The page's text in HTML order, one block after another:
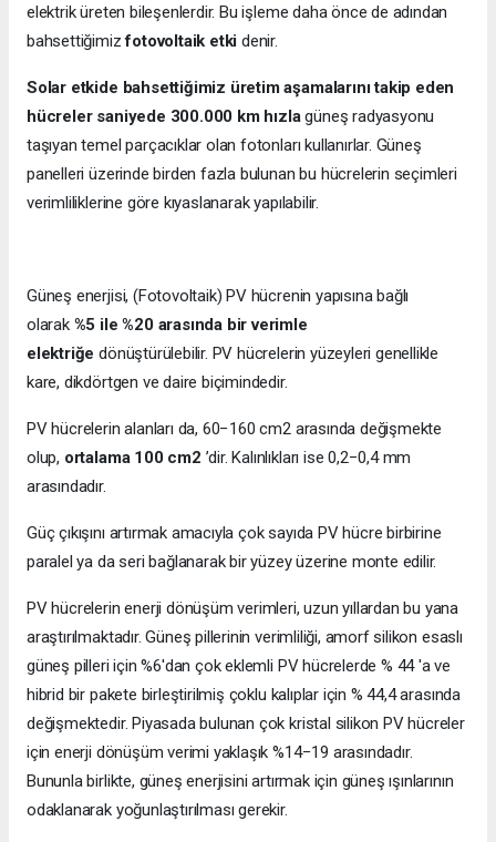
elektrik üreten bileşenlerdir. Bu işleme daha önce de adından
bahsettiğimizfotovoltaik etkidenir.
Solar etkide bahsettiğimiz üretim aşamalarını takip eden
hücreler saniyede 300.000 km hızlagüneş radyasyonu
taşıyan temel parçacıklar olan fotonları kullanırlar. Güneş
panelleri üzerinde birden fazla bulunan bu hücrelerin seçimleri
verimliliklerine göre kıyaslanarak yapılabilir.
Güneş enerjisi, (Fotovoltaik) PV hücrenin yapısına bağlı
olarak %5 ile %20 arasında bir verimle
elektriğedönüştürülebilir. PV hücrelerin yüzeyleri genellikle
kare, dikdörtgen ve daire biçimindedir.
PV hücrelerin alanları da, 60−160 cm2 arasında değişmekte
olup, ortalama 100 cm2 ’dir. Kalınlıkları ise 0,2−0,4 mm
arasındadır.
Güç çıkışını artırmak amacıyla çok sayıda PV hücre birbirine
paralel ya da seri bağlanarak bir yüzey üzerine monte edilir.
PV hücrelerin enerji dönüşüm verimleri, uzun yıllardan bu yana
araştırılmaktadır. Güneş pillerinin verimliliği, amorf silikon esaslı
güneş pilleri için %6'dan çok eklemli PV hücrelerde % 44 'a ve
hibrid bir pakete birleştirilmiş çoklu kalıplar için % 44,4 arasında
değişmektedir. Piyasada bulunan çok kristal silikon PV hücreler
için enerji dönüşüm verimi yaklaşık %14−19 arasındadır.
Bununla birlikte, güneş enerjisini artırmak için güneş ışınlarının
odaklanarak yoğunlaştırılması gerekir.